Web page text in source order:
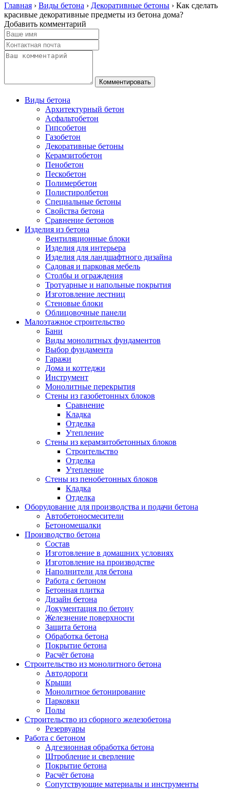
Главная › Виды бетона › Декоративные бетоны › Как сделать
красивые декоративные предметы из бетона дома?
Добавить комментарий
Виды бетона
Архитектурный бетон
Асфальтобетон
Гипсобетон
Газобетон
Декоративные бетоны
Керамзитобетон
Пенобетон
Пескобетон
Полимербетон
Полистиролбетон
Специальные бетоны
Свойства бетона
Сравнение бетонов
Изделия из бетона
Вентиляционные блоки
Изделия для интерьера
Изделия для ландшафтного дизайна
Садовая и парковая мебель
Столбы и ограждения
Тротуарные и напольные покрытия
Изготовление лестниц
Стеновые блоки
Облицовочные панели
Малоэтажное строительство
Бани
Виды монолитных фундаментов
Выбор фундамента
Гаражи
Дома и коттеджи
Инструмент
Монолитные перекрытия
Стены из газобетонных блоков
Сравнение
Кладка
Отделка
Утепление
Стены из керамзитобетонных блоков
Строительство
Отделка
Утепление
Стены из пенобетонных блоков
Кладка
Отделка
Оборудование для производства и подачи бетона
Автобетоносмесители
Бетономешалки
Производство бетона
Состав
Изготовление в домашних условиях
Изготовление на производстве
Наполнители для бетона
Работа с бетоном
Бетонная плитка
Дизайн бетона
Документация по бетону
Железнение поверхности
Защита бетона
Обработка бетона
Покрытие бетона
Расчёт бетона
Строительство из монолитного бетона
Автодороги
Крыши
Монолитное бетонирование
Парковки
Полы
Строительство из сборного железобетона
Резервуары
Работа с бетоном
Адгезионная обработка бетона
Штробление и сверление
Покрытие бетона
Расчёт бетона
Сопутствующие материалы и инструменты